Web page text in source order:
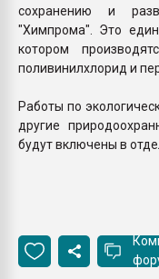
сохранению и
"Химпрома". Это
котором
поливинилхлорид и
Работы по
другие
будут включены в